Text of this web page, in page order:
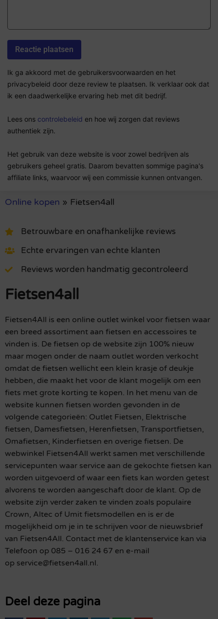
Ik ga akkoord met de gebruikersvoorwaarden en het
privacybeleid door deze review te plaatsen. Ik verklaar ook dat
ik een daadwerkelijke ervaring heb met dit bedrijf.
Lees ons controlebeleid en hoe wij zorgen dat reviews
authentiek zijn.
Het gebruik van deze website is voor zowel bedrijven als
gebruikers geheel gratis. Daarom bevatten sommige pagina's
affiliate links, waarvoor wij een commissie kunnen ontvangen.
Online kopen » Fietsen4all
Betrouwbare en onafhankelijke reviews
Echte ervaringen van echte klanten
Reviews worden handmatig gecontroleerd
Fietsen4all
Fietsen4All is een online outlet winkel voor fietsen waar
een breed assortiment aan fietsen en accessoires te
vinden is. De fietsen op de website zijn 100% nieuw
maar mogen onder de naam outlet worden verkocht
omdat de fietsen wellicht een klein krasje of deukje
hebben, die maakt het voor de klant mogelijk om een
fiets met grote korting te kopen. In het menu van de
website kunnen fietsen worden gevonden in de
volgende categorieën: Outlet Fietsen, Elektrische
fietsen, Damesfietsen, Herenfietsen, Transportfietsen,
Omafietsen, Kinderfietsen en overige fietsen. De
webwinkel Fietsen4All werkt samen met verschillende
servicepunten waar service aan de gekochte fietsen kan
worden uitgevoerd of waar een fiets kan worden getest
alvorens te worden aangeschaft door de klant. Op de
website zijn verder zaken te vinden zoals populaire
Crown, Altec of Umit fietsmodellen en is er de
mogelijkheid om je in te schrijven voor de nieuwsbrief
van Fietsen4All. Contact met de klantenservice kan via
Telefoon op 085 – 016 24 67 en e-mail
op service@fietsen4all.nl.
Deel deze pagina